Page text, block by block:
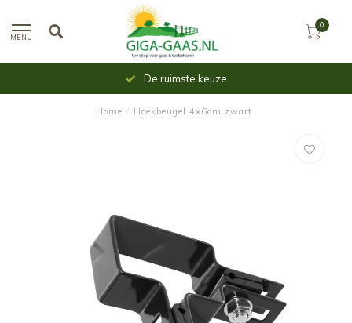
MENU
0
De ruimste keuze
Home / Hoekbeugel 4x6cm zwart